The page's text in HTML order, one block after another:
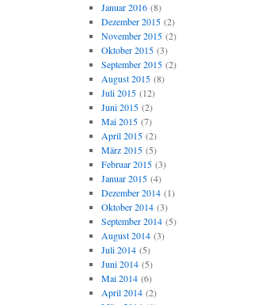
Januar 2016(8)
Dezember 2015(2)
November 2015(2)
Oktober 2015(3)
September 2015(2)
August 2015(8)
Juli 2015(12)
Juni 2015(2)
Mai 2015(7)
April 2015(2)
März 2015(5)
Februar 2015(3)
Januar 2015(4)
Dezember 2014(1)
Oktober 2014(3)
September 2014(5)
August 2014(3)
Juli 2014(5)
Juni 2014(5)
Mai 2014(6)
April 2014(2)